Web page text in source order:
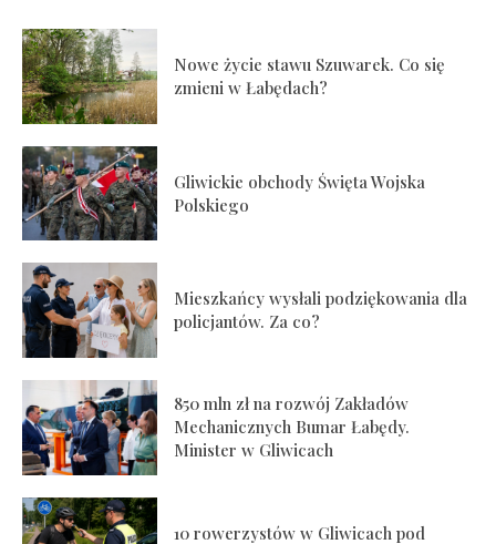
Nowe życie stawu Szuwarek. Co się
zmieni w Łabędach?
Gliwickie obchody Święta Wojska
Polskiego
Mieszkańcy wysłali podziękowania dla
policjantów. Za co?
850 mln zł na rozwój Zakładów
Mechanicznych Bumar Łabędy.
Minister w Gliwicach
10 rowerzystów w Gliwicach pod